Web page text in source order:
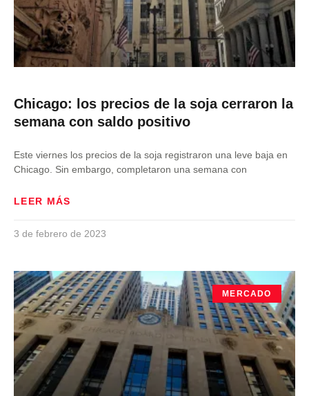
Chicago: los precios de la soja cerraron la
semana con saldo positivo
Este viernes los precios de la soja registraron una leve baja en
Chicago. Sin embargo, completaron una semana con
LEER MÁS
3 de febrero de 2023
MERCADO